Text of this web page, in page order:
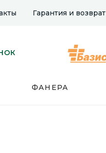
Гарантия и возврат
ФАНЕРА